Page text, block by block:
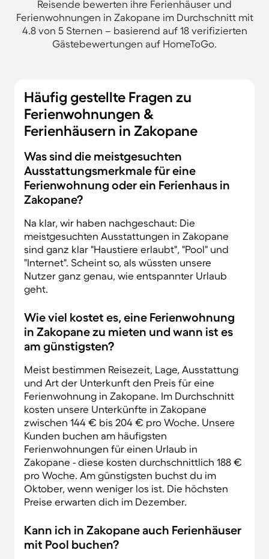
Reisende bewerten ihre Ferienhäuser und
Ferienwohnungen in Zakopane im Durchschnitt mit
4.8 von 5 Sternen – basierend auf 18 verifizierten
Gästebewertungen auf HomeToGo.
Häufig gestellte Fragen zu
Ferienwohnungen &
Ferienhäusern in Zakopane
Was sind die meistgesuchten
Ausstattungsmerkmale für eine
Ferienwohnung oder ein Ferienhaus in
Zakopane?
Na klar, wir haben nachgeschaut: Die
meistgesuchten Ausstattungen in Zakopane
sind ganz klar "Haustiere erlaubt", "Pool" und
"Internet". Scheint so, als wüssten unsere
Nutzer ganz genau, wie entspannter Urlaub
geht.
Wie viel kostet es, eine Ferienwohnung
in Zakopane zu mieten und wann ist es
am günstigsten?
Meist bestimmen Reisezeit, Lage, Ausstattung
und Art der Unterkunft den Preis für eine
Ferienwohnung in Zakopane. Im Durchschnitt
kosten unsere Unterkünfte in Zakopane
zwischen 144 € bis 204 € pro Woche. Unsere
Kunden buchen am häufigsten
Ferienwohnungen für einen Urlaub in
Zakopane - diese kosten durchschnittlich 188 €
pro Woche. Am günstigsten buchst du im
Oktober, wenn weniger los ist. Die höchsten
Preise erwarten dich im Dezember.
Kann ich in Zakopane auch Ferienhäuser
mit Pool buchen?